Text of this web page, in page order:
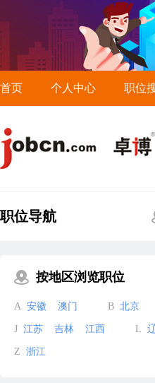
首页 个人中心 职位
职位导航
按地区浏览职位
A 安徽 澳门 B 北京
J 江苏 吉林 江西 L
Z 浙江